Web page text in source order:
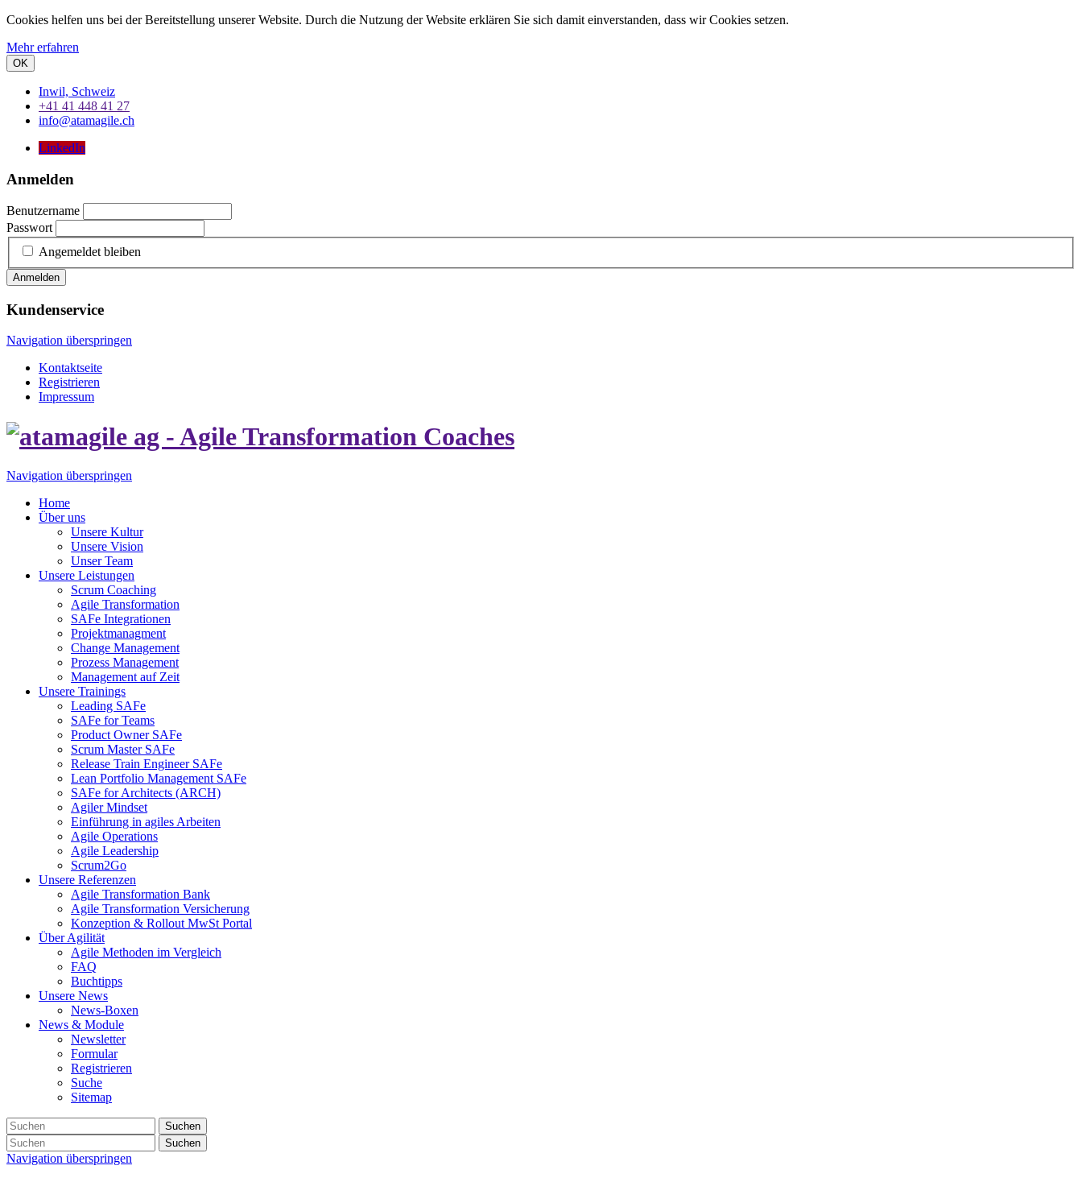
Cookies helfen uns bei der Bereitstellung unserer Website. Durch die Nutzung der Website erklären Sie sich damit einverstanden, dass wir Cookies setzen.
Mehr erfahren
OK
Inwil, Schweiz
+41 41 448 41 27
info@atamagile.ch
LinkedIn
Anmelden
Benutzername
Passwort
Angemeldet bleiben
Anmelden
Kundenservice
Navigation überspringen
Kontaktseite
Registrieren
Impressum
Navigation überspringen
Home
Über uns
Unsere Kultur
Unsere Vision
Unser Team
Unsere Leistungen
Scrum Coaching
Agile Transformation
SAFe Integrationen
Projektmanagment
Change Management
Prozess Management
Management auf Zeit
Unsere Trainings
Leading SAFe
SAFe for Teams
Product Owner SAFe
Scrum Master SAFe
Release Train Engineer SAFe
Lean Portfolio Management SAFe
SAFe for Architects (ARCH)
Agiler Mindset
Einführung in agiles Arbeiten
Agile Operations
Agile Leadership
Scrum2Go
Unsere Referenzen
Agile Transformation Bank
Agile Transformation Versicherung
Konzeption & Rollout MwSt Portal
Über Agilität
Agile Methoden im Vergleich
FAQ
Buchtipps
Unsere News
News-Boxen
News & Module
Newsletter
Formular
Registrieren
Suche
Sitemap
Suchen
Suchen
Navigation überspringen